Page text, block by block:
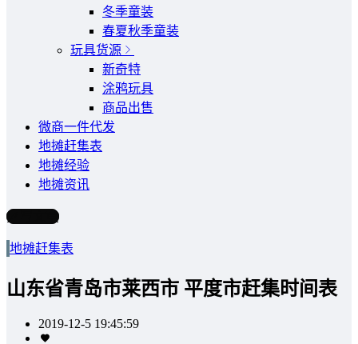
冬季童装
春夏秋季童装
玩具货源
新奇特
涂鸦玩具
商品出售
微商一件代发
地摊赶集表
地摊经验
地摊资讯
写文章
地摊赶集表
山东省青岛市莱西市 平度市赶集时间表
2019-12-5 19:45:59